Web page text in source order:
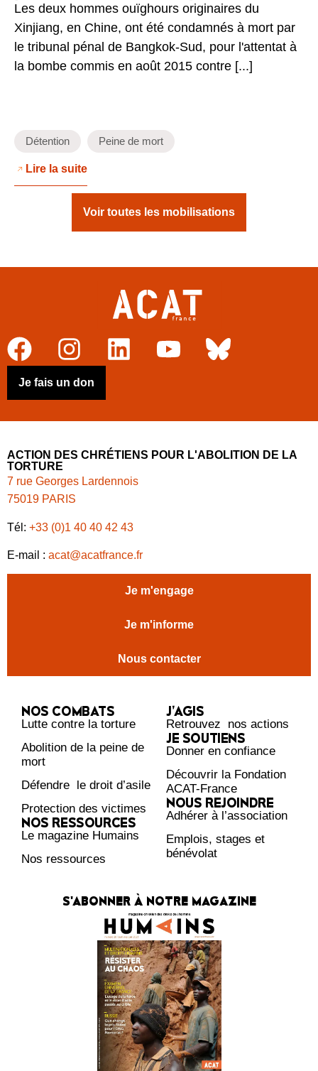
Les deux hommes ouïghours originaires du
Xinjiang, en Chine, ont été condamnés à mort par
le tribunal pénal de Bangkok-Sud, pour l'attentat à
la bombe commis en août 2015 contre [...]
Détention Peine de mort
Lire la suite
Voir toutes les mobilisations
Je fais un don
ACTION DES CHRÉTIENS POUR L'ABOLITION DE LA
TORTURE
7 rue Georges Lardennois
75019 PARIS
Tél: +33 (0)1 40 40 42 43
E-mail : acat@acatfrance.fr
Je m'engage
Je m'informe
Nous contacter
NOS COMBATS
Lutte contre la torture
Abolition de la peine de
mort
Défendre le droit d’asile
Protection des victimes
NOS RESSOURCES
Le magazine Humains
Nos ressources
J’AGIS
Retrouvez nos actions
JE SOUTIENS
Donner en confiance
Découvrir la Fondation
ACAT-France
NOUS REJOINDRE
Adhérer à l’association
Emplois, stages et
bénévolat
S'ABONNER À NOTRE MAGAZINE